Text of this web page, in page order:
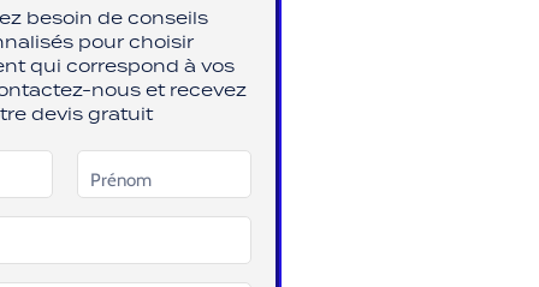
besoin de conseils
pour choisir
qui correspond à vos
nous et recevez
devis gratuit